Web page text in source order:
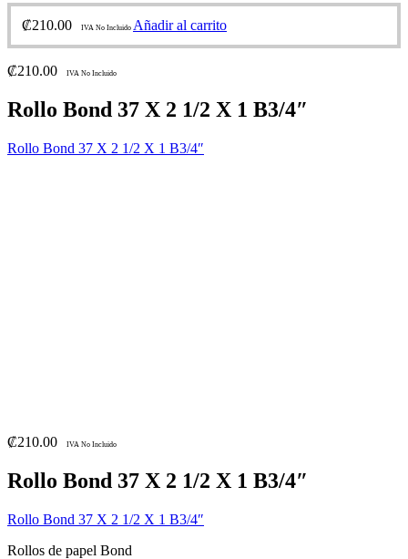
₡210.00 IVA No Incluido Añadir al carrito
₡210.00 IVA No Incluido
Rollo Bond 37 X 2 1/2 X 1 B3/4″
Rollo Bond 37 X 2 1/2 X 1 B3/4″
₡210.00 IVA No Incluido
Rollo Bond 37 X 2 1/2 X 1 B3/4″
Rollo Bond 37 X 2 1/2 X 1 B3/4″
Rollos de papel Bond